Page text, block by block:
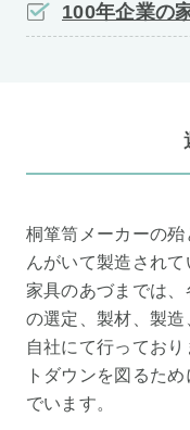
100年企業の
桐箪笥メーカーの
んがいて製造されて
家具のあづまでは
の選定、製材、製
自社にて行ってお
トダウンを図るた
でいます。